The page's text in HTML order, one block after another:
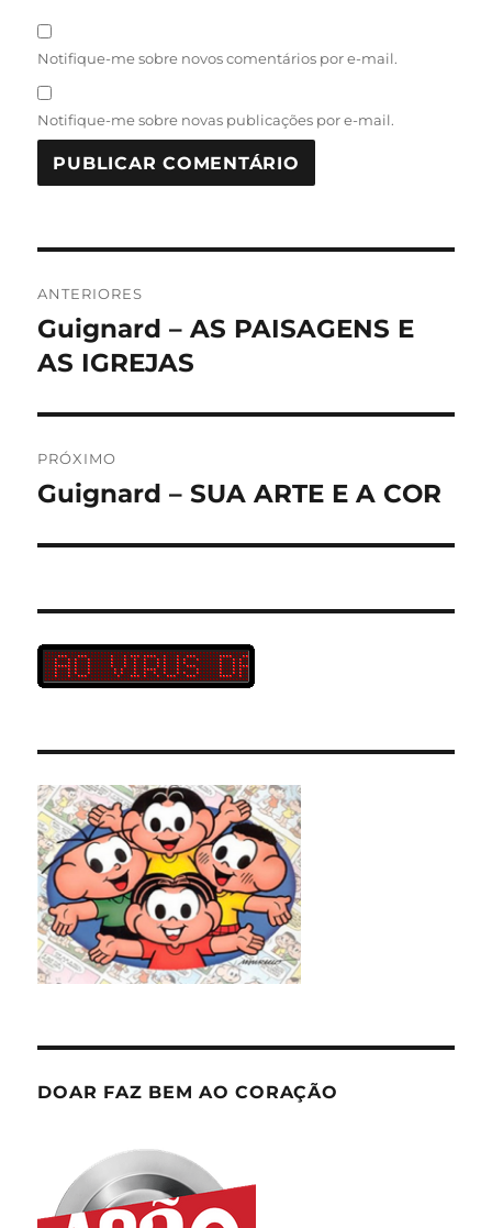
Notifique-me sobre novos comentários por e-mail.
Notifique-me sobre novas publicações por e-mail.
de
Post
ANTERIORES
Post
anterior:
Guignard – AS PAISAGENS E
AS IGREJAS
PRÓXIMO
Próximo
Guignard – SUA ARTE E A COR
DOAR FAZ BEM AO CORAÇÃO